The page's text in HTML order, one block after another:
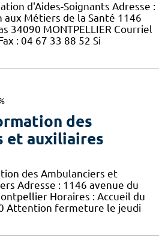
d'Aides-Soignants Adresse :
Métiers de la Santé 1146
34090 MONTPELLIER Courriel
: 04 67 33 88 52 Si
des
et auxiliaires
des Ambulanciers et
Adresse : 1146 avenue du
Horaires : Accueil du
Attention fermeture le jeudi